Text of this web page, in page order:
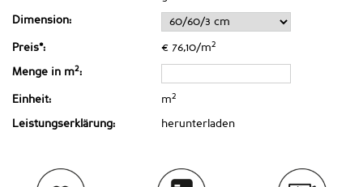
Dimension:
Preis*: € 76,10/m2
Menge in m2:
Einheit: m2
Leistungserklärung: herunterladen